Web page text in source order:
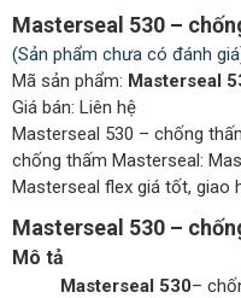
Masterseal 530 –
(Sản phẩm chưa có đánh
Mã sản phẩm: Masterseal
Giá bán: Liên hệ
Masterseal 530 – chống
chống thấm Masterseal:
Masterseal flex giá tốt, giao
Masterseal 530 –
Mô tả
Masterseal 530–